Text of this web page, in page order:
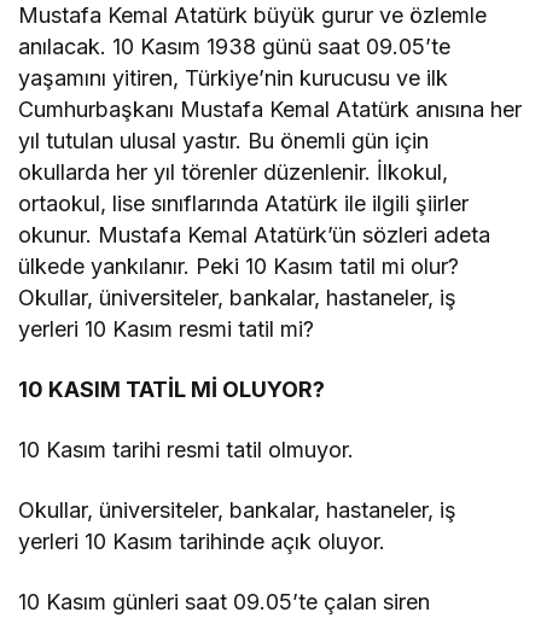
Mustafa Kemal Atatürk büyük gurur ve özlemle
anılacak. 10 Kasım 1938 günü saat 09.05’te
yaşamını yitiren, Türkiye’nin kurucusu ve ilk
Cumhurbaşkanı Mustafa Kemal Atatürk anısına her
yıl tutulan ulusal yastır. Bu önemli gün için
okullarda her yıl törenler düzenlenir. İlkokul,
ortaokul, lise sınıflarında Atatürk ile ilgili şiirler
okunur. Mustafa Kemal Atatürk’ün sözleri adeta
ülkede yankılanır. Peki 10 Kasım tatil mi olur?
Okullar, üniversiteler, bankalar, hastaneler, iş
yerleri 10 Kasım resmi tatil mi?
10 KASIM TATİL Mİ OLUYOR?
10 Kasım tarihi resmi tatil olmuyor.
Okullar, üniversiteler, bankalar, hastaneler, iş
yerleri 10 Kasım tarihinde açık oluyor.
10 Kasım günleri saat 09.05’te çalan siren